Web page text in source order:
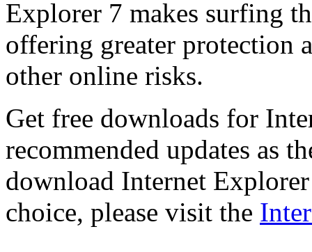
Explorer 7 makes surfing
offering greater protection
other online risks.
Get free downloads for
recommended updates as
download Internet
choice, please visit the